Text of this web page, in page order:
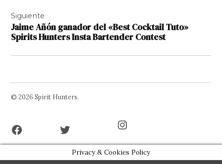
Siguiente
Jaime Añón ganador del «Best Cocktail Tuto»
Spirits Hunters Insta Bartender Contest
© 2026 Spirit Hunters.
Privacy & Cookies Policy